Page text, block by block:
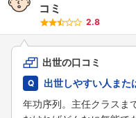
コミ
2.8
出世の口コミ
出世しやすい人また
年功序列。主任クラスま